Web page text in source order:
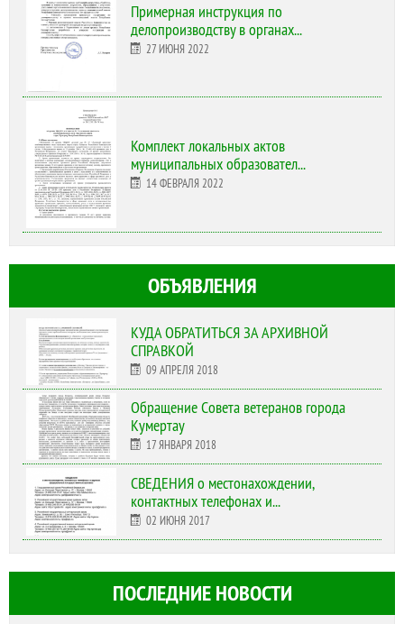
Примерная инструкция по
делопроизводству в органах...
27 ИЮНЯ 2022
Комплект локальных актов
муниципальных образовател...
14 ФЕВРАЛЯ 2022
ОБЪЯВЛЕНИЯ
КУДА ОБРАТИТЬСЯ ЗА АРХИВНОЙ
СПРАВКОЙ
09 АПРЕЛЯ 2018
Обращение Совета ветеранов города
Кумертау
17 ЯНВАРЯ 2018
СВЕДЕНИЯ о местонахождении,
контактных телефонах и...
02 ИЮНЯ 2017
ПОСЛЕДНИЕ НОВОСТИ